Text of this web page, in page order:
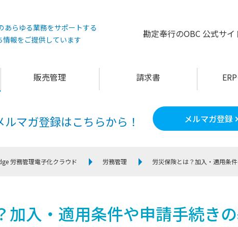
あらゆる業務をサポートする
情報をご提供しています
勘定奉行のOBC 公式サイ
販売管理 請求書
ルマガ登録はこちらから！ メルマガ登録
労務管理電子化クラウド 労務管理 労災保険とは？加入・適用条
加入・適用条件や申請手続き